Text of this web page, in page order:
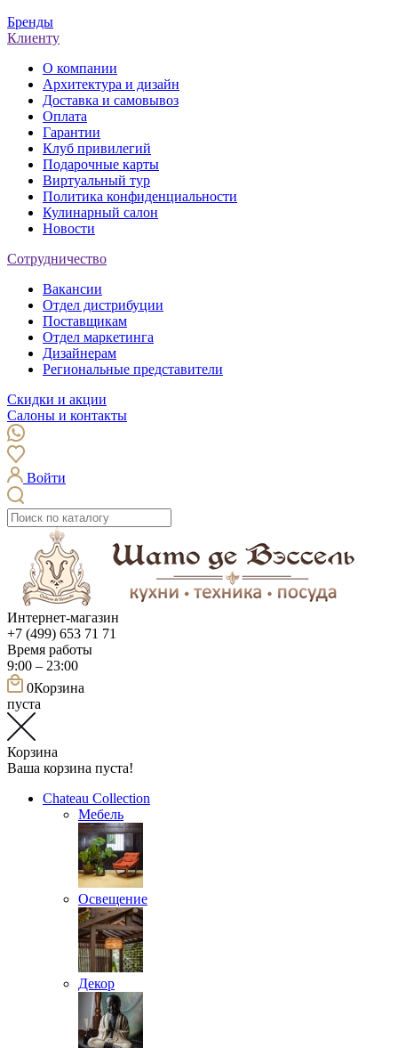
Бренды
Клиенту
О компании
Архитектура и дизайн
Доставка и самовывоз
Оплата
Гарантии
Клуб привилегий
Подарочные карты
Виртуальный тур
Политика конфиденциальности
Кулинарный салон
Новости
Сотрудничество
Вакансии
Отдел дистрибуции
Поставщикам
Отдел маркетинга
Дизайнерам
Региональные представители
Скидки и акции
Салоны и контакты
Войти
Интернет-магазин
+7 (499) 653 71 71
Время работы
9:00 – 23:00
0Корзина
пуста
Корзина
Ваша корзина пуста!
Chateau Collection
Мебель
Освещение
Декор